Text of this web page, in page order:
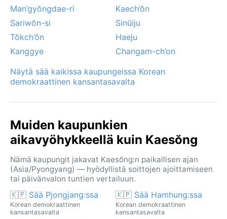
Man’gyŏngdae-ri
Kaech’ŏn
Sariwŏn-si
Sinŭiju
Tŏkch’ŏn
Haeju
Kanggye
Changam-ch’on
Näytä sää kaikissa kaupungeissa Korean
demokraattinen kansantasavalta
Muiden kaupunkien
aikavyöhykkeellä kuin Kaesŏng
Nämä kaupungit jakavat Kaesŏng:n paikallisen ajan
(Asia/Pyongyang) — hyödyllistä soittojen ajoittamiseen
tai päivänvalon tuntien vertailuun.
🇰🇵 Sää Pjongjang:ssa
Korean demokraattinen
kansantasavalta
🇰🇵 Sää Hamhung:ssa
Korean demokraattinen
kansantasavalta